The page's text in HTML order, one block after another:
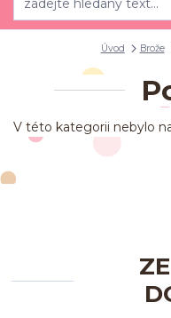
Úvod Brože
V této kategorii nebylo